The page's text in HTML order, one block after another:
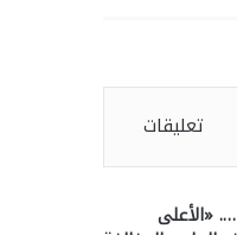
تعليقات
«الأعلى